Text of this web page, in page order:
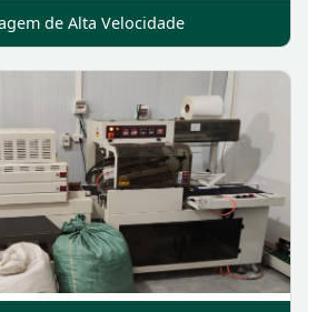
de Alta Velocidade